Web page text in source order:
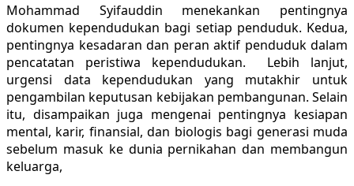
Mohammad Syifauddin menekankan pentingnya
dokumen kependudukan bagi setiap penduduk. Kedua,
pentingnya kesadaran dan peran aktif penduduk dalam
pencatatan peristiwa kependudukan. Lebih lanjut,
urgensi data kependudukan yang mutakhir untuk
pengambilan keputusan kebijakan pembangunan. Selain
itu, disampaikan juga mengenai pentingnya kesiapan
mental, karir, finansial, dan biologis bagi generasi muda
sebelum masuk ke dunia pernikahan dan membangun
keluarga,